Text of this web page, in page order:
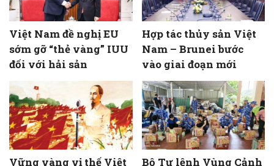
Việt Nam đề nghị EU
sớm gỡ “thẻ vàng” IUU
đối với hải sản
Hợp tác thủy sản Việt
Nam – Brunei bước
vào giai đoạn mới
Vững vàng vị thế Việt Bộ Tư lệnh Vùng Cảnh